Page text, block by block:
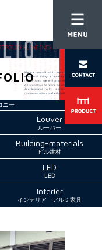
ー
Louver
ルーバー
Building-materials
ビル建材
LED
LED
Interier
インテリア アルミ家具